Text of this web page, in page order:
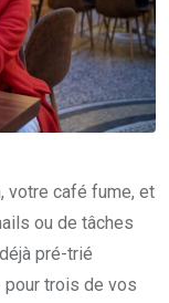
votre café fume, et
ou de tâches
pré-trié
pour trois de vos